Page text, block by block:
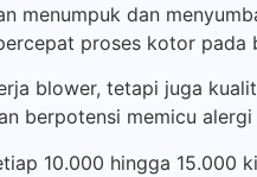
menumpuk dan
proses kotor pada
blower, tetapi juga
berpotensi memicu
10.000 hingga 15.000